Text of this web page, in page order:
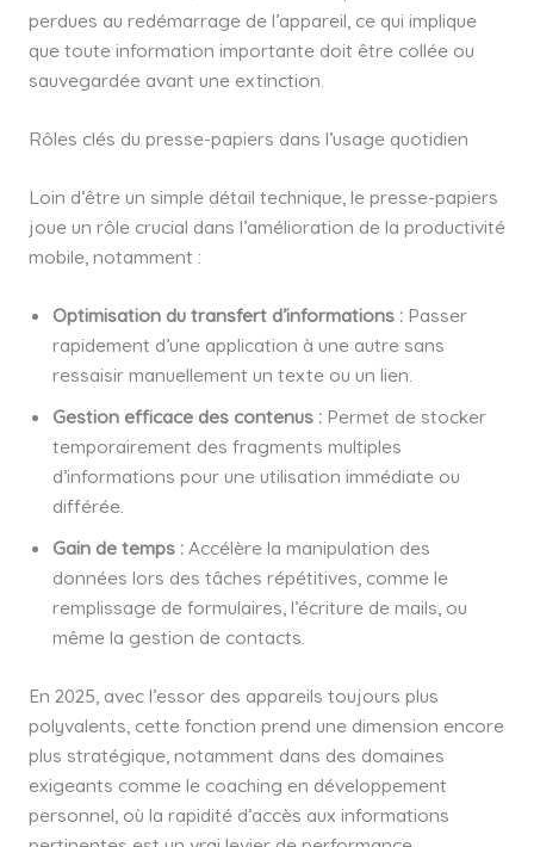
perdues au redémarrage de l’appareil, ce qui implique
que toute information importante doit être collée ou
sauvegardée avant une extinction.
Rôles clés du presse-papiers dans l’usage quotidien
Loin d’être un simple détail technique, le presse-papiers
joue un rôle crucial dans l’amélioration de la productivité
mobile, notamment :
Optimisation du transfert d’informations :Passer
rapidement d’une application à une autre sans
ressaisir manuellement un texte ou un lien.
Gestion efficace des contenus :Permet de stocker
temporairement des fragments multiples
d’informations pour une utilisation immédiate ou
différée.
Gain de temps :Accélère la manipulation des
données lors des tâches répétitives, comme le
remplissage de formulaires, l’écriture de mails, ou
même la gestion de contacts.
En 2025, avec l’essor des appareils toujours plus
polyvalents, cette fonction prend une dimension encore
plus stratégique, notamment dans des domaines
exigeants comme le coaching en développement
personnel, où la rapidité d’accès aux informations